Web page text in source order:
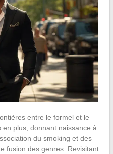
entre le formel et le
en plus, donnant naissance à
du smoking et des
fusion des genres. Revisitant